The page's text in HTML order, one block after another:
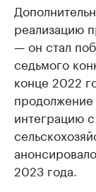
реализацию
— он стал
седьмого
конце 2022
продолжение
интеграцию
2023 года.